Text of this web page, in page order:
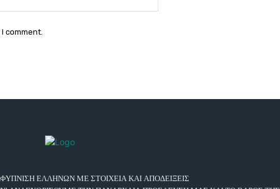
comment.
ΕΛΛΗΝΩΝ ΜΕ ΣΤΟΙΧΕΙΑ ΚΑΙ ΑΠΟΔΕΙΞΕΙΣ